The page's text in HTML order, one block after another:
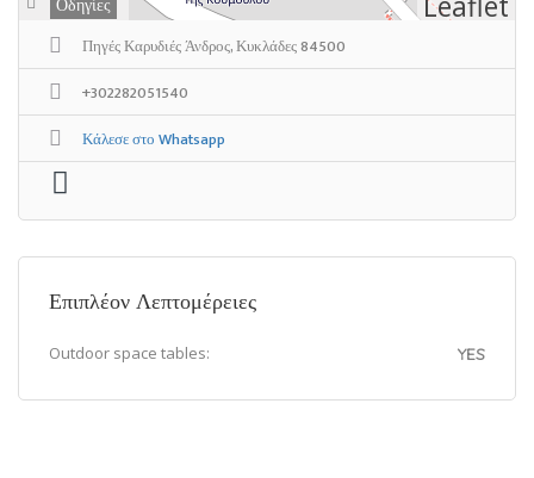
Πηγές Καρυδιές Άνδρος, Κυκλάδες 84500
+302282051540
Κάλεσε στο Whatsapp
Επιπλέον Λεπτομέρειες
Outdoor space tables: YES